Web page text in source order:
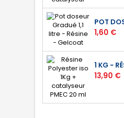
Prix
1,60 €
Prix
13,90 €